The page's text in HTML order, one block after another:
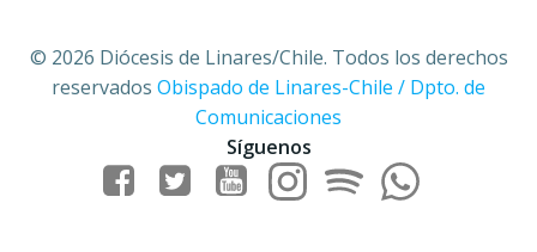
© 2026 Diócesis de Linares/Chile. Todos los derechos
reservados Obispado de Linares-Chile / Dpto. de
Comunicaciones
Síguenos